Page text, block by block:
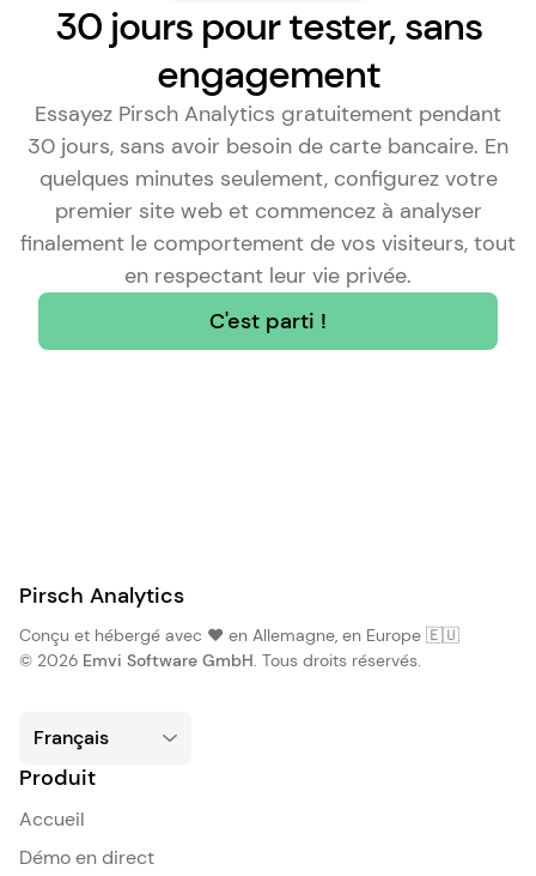
30 jours pour tester, sans
engagement
Essayez Pirsch Analytics gratuitement pendant
30 jours, sans avoir besoin de carte bancaire. En
quelques minutes seulement, configurez votre
premier site web et commencez à analyser
finalement le comportement de vos visiteurs, tout
en respectant leur vie privée.
C'est parti !
Pirsch Analytics
Conçu et hébergé avec ❤️ en Allemagne, en Europe 🇪🇺
© 2026 Emvi Software GmbH. Tous droits réservés.
Produit
Accueil
Démo en direct